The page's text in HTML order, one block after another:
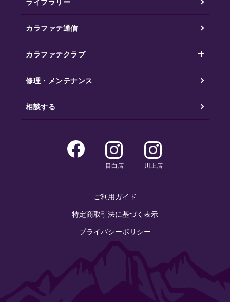
カラファテ通信
カラファテクラブ
修理・メンテナンス
相談する
目白店 川上店
ご利用ガイド
特定商取引法に基づく表示
プライバシーポリシー